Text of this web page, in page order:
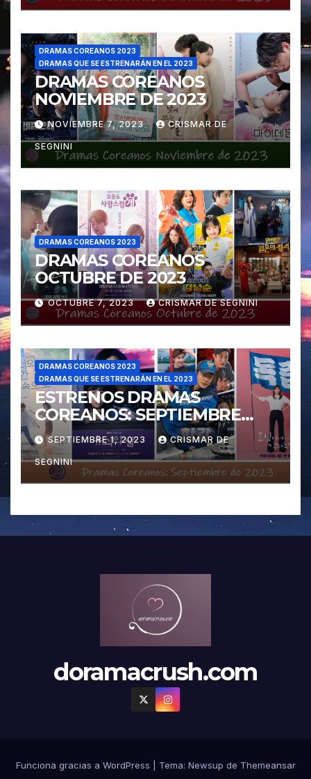
DRAMAS COREANOS 2023
DRAMAS QUE SE ESTRENARÁN EN EL 2023
DRAMAS COREANOS
NOVIEMBRE DE 2023
NOVIEMBRE 7, 2023 CRISMAR DE
SEGNINI
DRAMAS COREANOS 2023
DRAMAS COREANOS
OCTUBRE DE 2023
OCTUBRE 7, 2023 CRISMAR DE SEGNINI
DRAMAS COREANOS 2023
DRAMAS QUE SE ESTRENARÁN EN EL 2023
ESTRENOS DRAMAS
COREANOS: SEPTIEMBRE
2023
SEPTIEMBRE 1, 2023 CRISMAR DE
SEGNINI
doramacrush.com
Funciona gracias a WordPress Tema: Newsup de Themeansar